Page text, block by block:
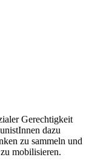
Gerechtigkeit
dazu
zu sammeln und
mobilisieren.